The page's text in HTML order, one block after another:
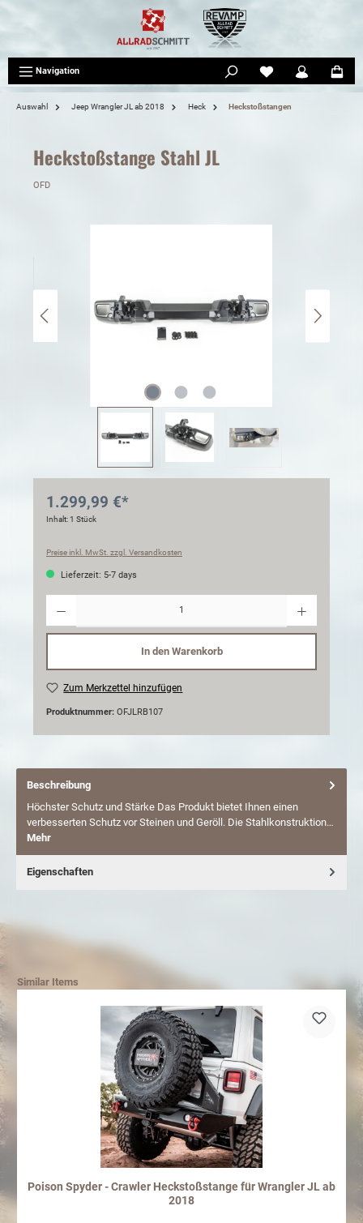
Navigation
Auswahl Jeep Wrangler JL ab 2018 Heck Heckstoßstangen
Heckstoßstange Stahl JL
OFD
1.299,99 €*
Inhalt:1 Stück
Preise inkl. MwSt. zzgl. Versandkosten
Lieferzeit: 5-7 days
In den Warenkorb
Zum Merkzettel hinzufügen
Produktnummer: OFJLRB107
Beschreibung
Höchster Schutz und Stärke Das Produkt bietet Ihnen einen
verbesserten Schutz vor Steinen und Geröll. Die Stahlkonstruktion…
Mehr
Eigenschaften
Similar Items
Poison Spyder - Crawler Heckstoßstange für Wrangler JL ab
2018